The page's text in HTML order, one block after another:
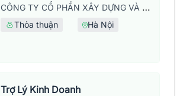
CÔNG TY CỔ PHẦN XÂY DỰNG VÀ PHÁT TRIỂN THƯƠNG MẠI HOÀNG LẦM
Thỏa thuận Hà Nội
Trợ Lý Kinh Doanh